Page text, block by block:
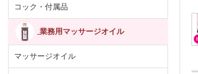
コック・付属品
業務用マッサージオイル
マッサージオイル